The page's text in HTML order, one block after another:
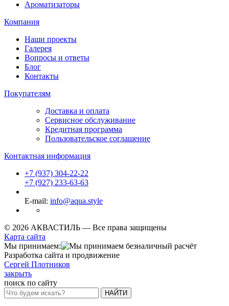
Ароматизаторы
Компания
Наши проекты
Галерея
Вопросы и ответы
Блог
Контакты
Покупателям
Доставка и оплата
Сервисное обслуживание
Кредитная программа
Пользовательское соглашение
Контактная информация
+7 (937) 304-22-22
+7 (927) 233-63-63
E-mail: info@aqua.style
© 2026 АКВАСТИЛЬ — Все права защищены
Карта сайта
Мы принимаем:
Разработка сайта и продвижение
Сергей Плотников
закрыть
поиск по сайту
НАЙТИ